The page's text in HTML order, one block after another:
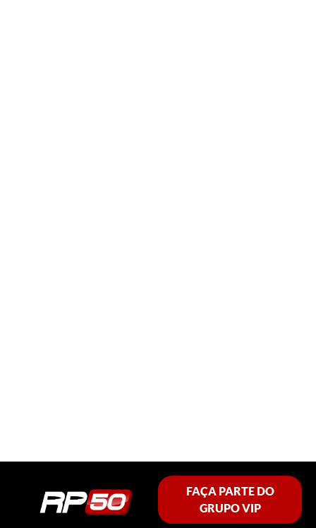
FAÇA PARTE DO
GRUPO VIP